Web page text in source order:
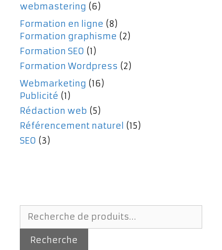
webmastering (6)
Formation en ligne (8)
Formation graphisme (2)
Formation SEO (1)
Formation Wordpress (2)
Webmarketing (16)
Publicité (1)
Rédaction web (5)
Référencement naturel (15)
SEO (3)
Recherche
pour :
Recherche